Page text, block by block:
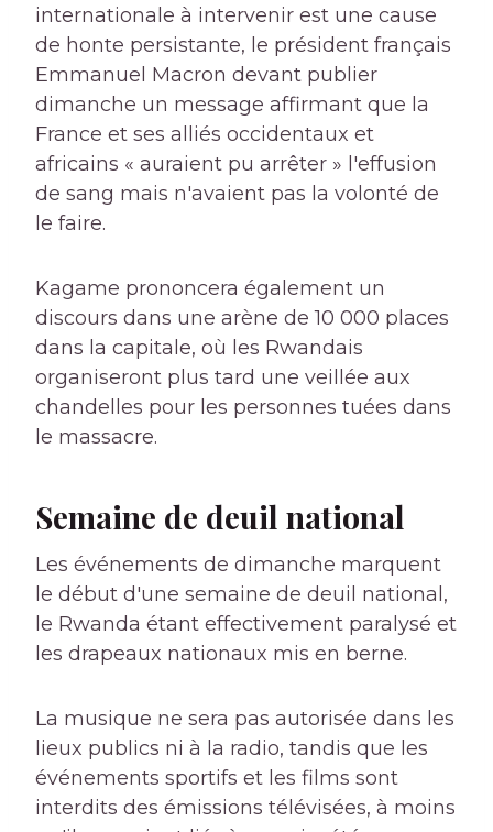
internationale à intervenir est une cause
de honte persistante, le président français
Emmanuel Macron devant publier
dimanche un message affirmant que la
France et ses alliés occidentaux et
africains « auraient pu arrêter » l'effusion
de sang mais n'avaient pas la volonté de
le faire.
Kagame prononcera également un
discours dans une arène de 10 000 places
dans la capitale, où les Rwandais
organiseront plus tard une veillée aux
chandelles pour les personnes tuées dans
le massacre.
Semaine de deuil national
Les événements de dimanche marquent
le début d'une semaine de deuil national,
le Rwanda étant effectivement paralysé et
les drapeaux nationaux mis en berne.
La musique ne sera pas autorisée dans les
lieux publics ni à la radio, tandis que les
événements sportifs et les films sont
interdits des émissions télévisées, à moins